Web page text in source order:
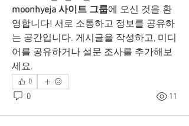
moonhyeja 사이트 그룹에 오신 것을 환
영합니다! 서로 소통하고 정보를 공유하
는 공간입니다. 게시글을 작성하고, 미디
어를 공유하거나 설문 조사를 추가해보
세요.
0
0 11